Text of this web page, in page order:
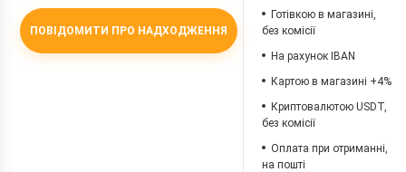
ПОВІДОМИТИ ПРО НАДХОДЖЕННЯ
Готівкою в магазині,
без комісії
На рахунок IBAN
Картою в магазині +4%
Криптовалютою USDT,
без комісії
Оплата при отриманні,
на пошті